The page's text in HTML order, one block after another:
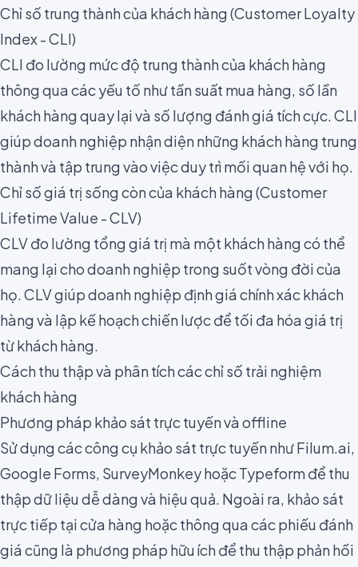
Chỉ số trung thành của khách hàng (Customer Loyalty
Index - CLI)
CLI đo lường mức độ trung thành của khách hàng
thông qua các yếu tố như tần suất mua hàng, số lần
khách hàng quay lại và số lượng đánh giá tích cực. CLI
giúp doanh nghiệp nhận diện những khách hàng trung
thành và tập trung vào việc duy trì mối quan hệ với họ.
Chỉ số giá trị sống còn của khách hàng (Customer
Lifetime Value - CLV)
CLV đo lường tổng giá trị mà một khách hàng có thể
mang lại cho doanh nghiệp trong suốt vòng đời của
họ. CLV giúp doanh nghiệp định giá chính xác khách
hàng và lập kế hoạch chiến lược để tối đa hóa giá trị
từ khách hàng.
Cách thu thập và phân tích các chỉ số trải nghiệm
khách hàng
Phương pháp khảo sát trực tuyến và offline
Sử dụng các công cụ khảo sát trực tuyến như Filum.ai,
Google Forms, SurveyMonkey hoặc Typeform để thu
thập dữ liệu dễ dàng và hiệu quả. Ngoài ra, khảo sát
trực tiếp tại cửa hàng hoặc thông qua các phiếu đánh
giá cũng là phương pháp hữu ích để thu thập phản hồi